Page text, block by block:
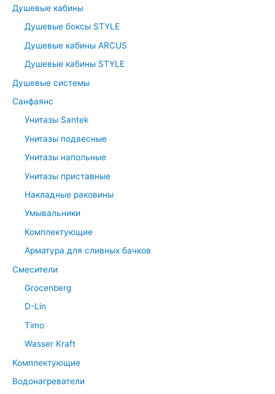
:Душевые кабины
Душевые боксы STYLE
Душевые кабины ARCUS
Душевые кабины STYLE
Душевые системы
Санфаянс
Унитазы Santek
Унитазы подвесные
Унитазы напольные
Унитазы приставные
Накладные раковины
Умывальники
Комплектующие
Арматура для сливных бачков
Смесители
Grocenberg
D-Lin
Timo
Wasser Kraft
Комплектующие
Водонагреватели